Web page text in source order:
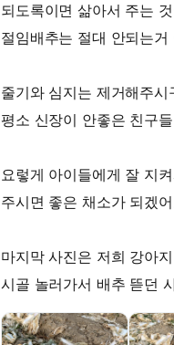
되도록이면 삶아서 주는
절임배추는 절대 안되는거
줄기와 심지는 제거해주시
평소 신장이 안좋은 친구
요렇게 아이들에게 잘 지
주시면 좋은 채소가 되겠
마지막 사진은 저희 강아
시골 놀러가서 배추 뜯던